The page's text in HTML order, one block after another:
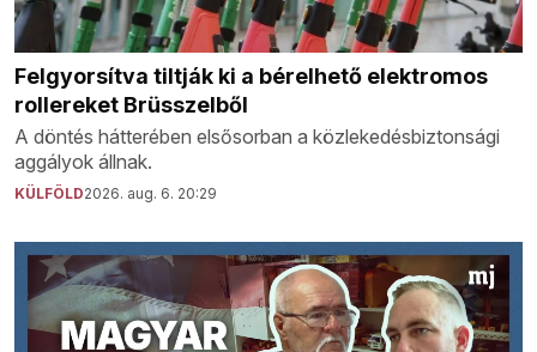
Felgyorsítva tiltják ki a bérelhető elektromos
rollereket Brüsszelből
A döntés hátterében elsősorban a közlekedésbiztonsági
aggályok állnak.
KÜLFÖLD2026. aug. 6. 20:29